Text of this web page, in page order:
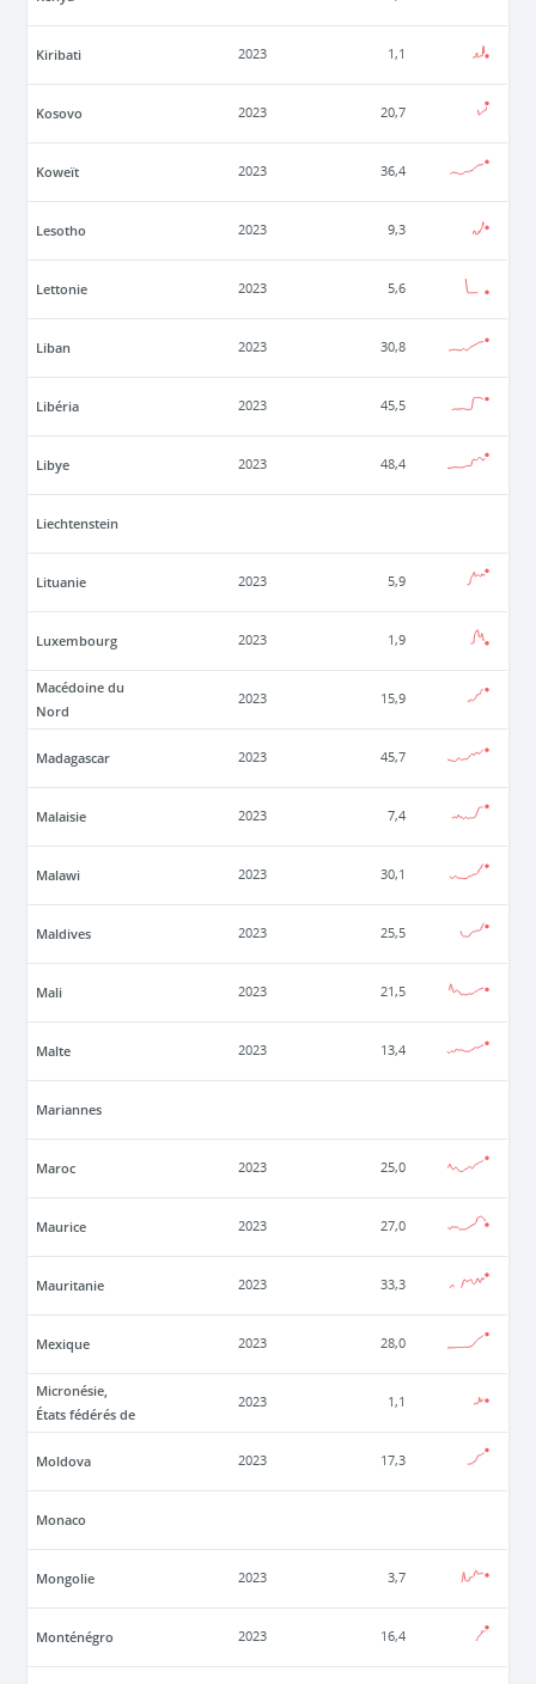
Kiribati 2023 1,1
Kosovo 2023 20,7
Koweït 2023 36,4
Lesotho 2023 9,3
Lettonie 2023 5,6
Liban 2023 30,8
Libéria 2023 45,5
Libye 2023 48,4
Liechtenstein
Lituanie 2023 5,9
Luxembourg 2023 1,9
Macédoine du
Nord
2023 15,9
Madagascar 2023 45,7
Malaisie 2023 7,4
Malawi 2023 30,1
Maldives 2023 25,5
Mali 2023 21,5
Malte 2023 13,4
Mariannes
Maroc 2023 25,0
Maurice 2023 27,0
Mauritanie 2023 33,3
Mexique 2023 28,0
Micronésie,
États fédérés de
2023 1,1
Moldova 2023 17,3
Monaco
Mongolie 2023 3,7
Monténégro 2023 16,4